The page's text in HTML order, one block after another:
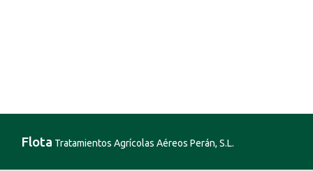
Flota Tratamientos Agrícolas Aéreos Perán, S.L.